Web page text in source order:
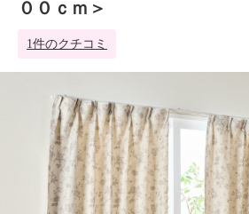
００ｃｍ＞
1件のクチコミ